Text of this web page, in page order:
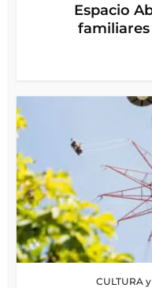
Espacio
CULTURA